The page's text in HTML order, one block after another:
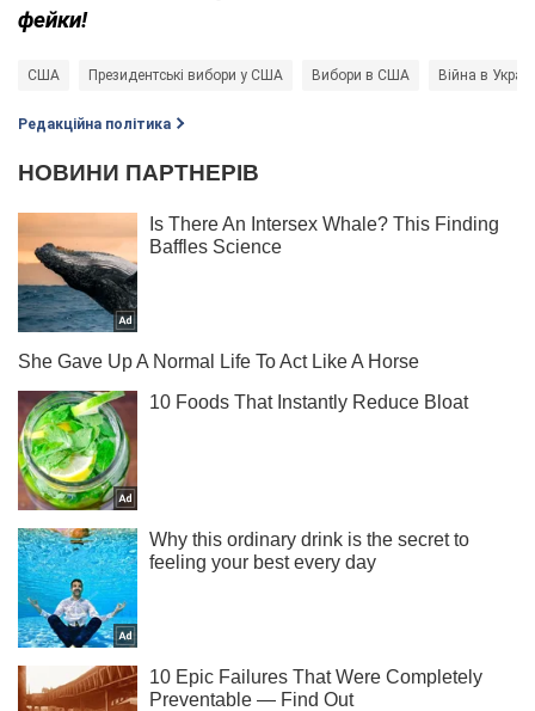
фейки!
США Президентські вибори у США Вибори в США Війна в
Редакційна політика